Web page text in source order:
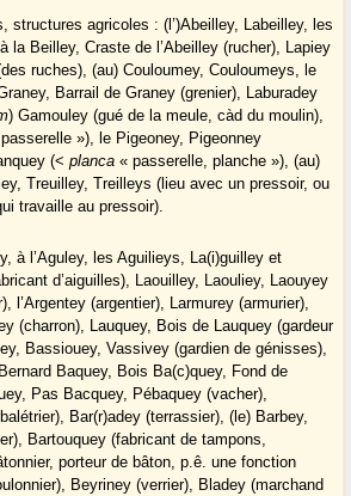
structures agricoles : (l’)Abeilley, Labeilley, les
la Beilley, Craste de l’Abeilley (rucher), Lapiey
ruches), (au) Couloumey, Couloumeys, le
Barrail de Graney (grenier), Laburadey
) Gamouley (gué de la meule, càd du moulin),
»), le Pigeoney, Pigeonney
(<planca « passerelle, planche »), (au)
Treuilley, Treilleys (lieu avec un pressoir, ou
travaille au pressoir).
à l’Aguley, les Aguilieys, La(i)guilley et
d’aiguilles), Laouilley, Laouliey, Laouyey
l’Argentey (argentier), Larmurey (armurier),
(charron), Lauquey, Bois de Lauquey (gardeur
Bassiouey, Vassivey (gardien de génisses),
Baquey, Bois Ba(c)quey, Fond de
Pas Bacquey, Pébaquey (vacher),
Bar(r)adey (terrassier), (le) Barbey,
Bartouquey (fabricant de tampons,
porteur de bâton, p.ê. une fonction
Beyriney (verrier), Bladey (marchand